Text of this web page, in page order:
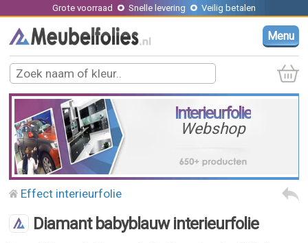
Grote voorraad Snelle levering Veilig betalen
Menu
Interieurfolie
Webshop
Effect interieurfolie
Diamant babyblauw interieurfolie